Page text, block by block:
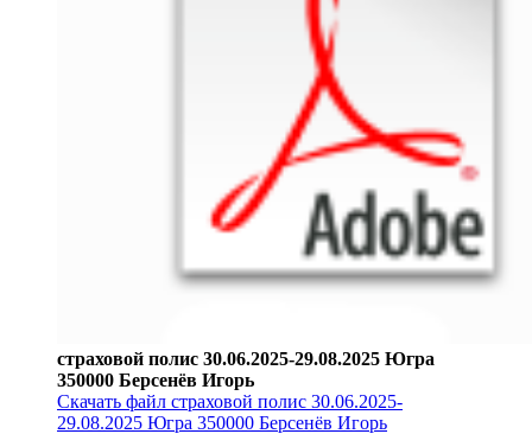
страховой полис 30.06.2025-29.08.2025 Югра
350000 Берсенёв Игорь
Скачать файл страховой полис 30.06.2025-
29.08.2025 Югра 350000 Берсенёв Игорь